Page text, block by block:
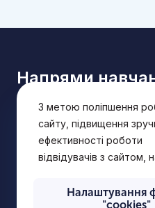
Напрями
Українська
З метою поліпшення
сайту, підвищення
ефективності роботи
відвідувачів з сайтом,
відповідають потребам
Налаштування
"cookies"